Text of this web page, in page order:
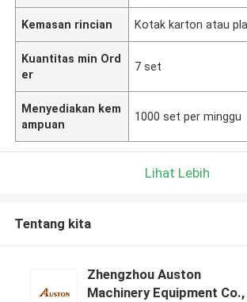
Kemasan rincian Kotak karton atau
Kuantitas min Ord
er
7 set
Menyediakan kem
ampuan
1000 set per minggu
Lihat Lebih
Tentang kita
Zhengzhou Auston
Machinery Equipment Co.,